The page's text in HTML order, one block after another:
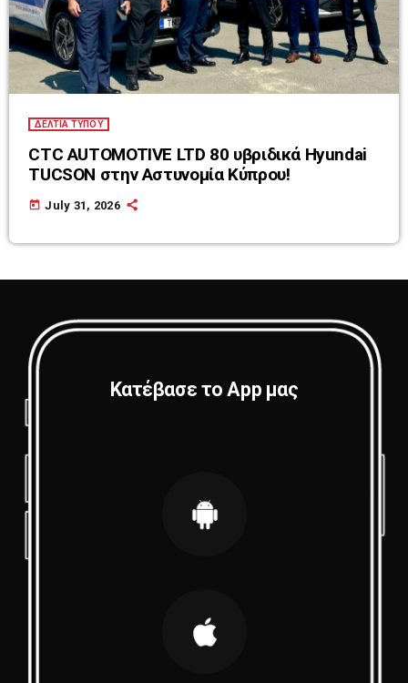
ΔΕΛΤΙΑ ΤΥΠΟΥ
CTC AUTOMOTIVE LTD 80 υβριδικά Hyundai
TUCSON στην Αστυνομία Κύπρου!
today July 31, 2026
Κατέβασε το App μας